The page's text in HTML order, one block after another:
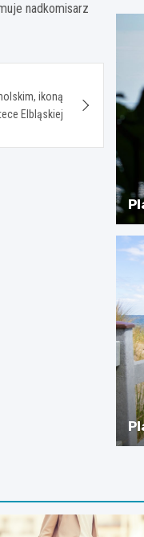
nadkomisarz
ikoną
Elbląskiej